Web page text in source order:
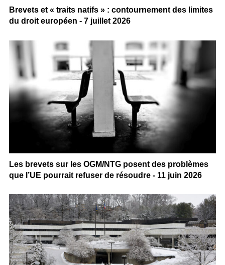
Brevets et « traits natifs » : contournement des limites
du droit européen - 7 juillet 2026
Les brevets sur les OGM/NTG posent des problèmes
que l’UE pourrait refuser de résoudre - 11 juin 2026